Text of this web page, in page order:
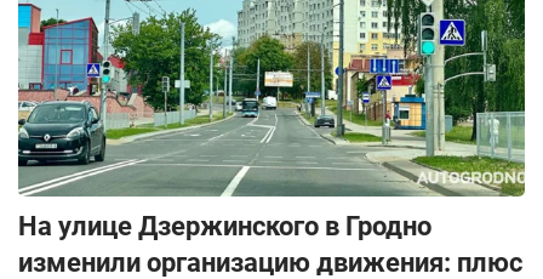
На улице Дзержинского в Гродно
изменили организацию движения: плюс